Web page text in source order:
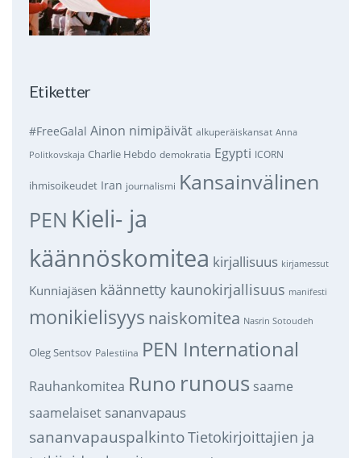
Etiketter
#FreeGalal Ainon nimipäivät alkuperäiskansat Anna
Politkovskaja Charlie Hebdo demokratia Egypti ICORN
ihmisoikeudet Iran journalismi Kansainvälinen
PEN Kieli- ja
käännöskomitea kirjallisuus kirjamessut
Kunniajäsen käännetty kaunokirjallisuus manifesti
monikielisyys naiskomitea Nasrin Sotoudeh
Oleg Sentsov Palestiina PEN International
Rauhankomitea Runo runous saame
saamelaiset sananvapaus
sananvapauspalkintoTietokirjoittajien ja